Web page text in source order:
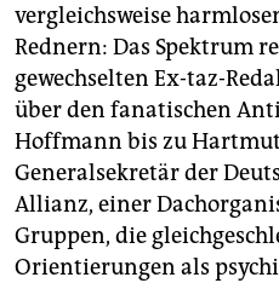
vergleichsweise
Rednern: Das Spektrum
gewechselten Ex-taz-
über den fanatischen
Hoffmann bis zu Hartmut
Generalsekretär der
Allianz, einer
Gruppen, die
Orientierungen als